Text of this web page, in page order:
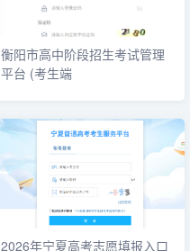
衡阳市高中阶段招生考试管理
平台 (考生端
2026年宁夏高考志愿填报入口